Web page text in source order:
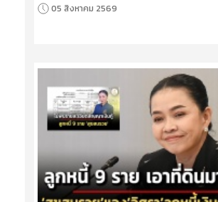
05 สิงหาคม 2569